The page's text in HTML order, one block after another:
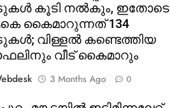
കൂടി നൽകും, ഇതോടെ
കൈമാറുന്നത് 134
വിള്ളൽ കണ്ടെത്തിയ
വീട് കൈമാറും
3 Months Ago 0